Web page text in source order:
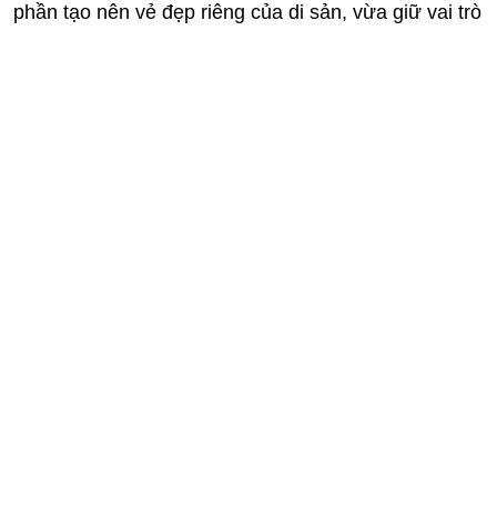
phần tạo nên vẻ đẹp riêng của di sản, vừa giữ vai trò